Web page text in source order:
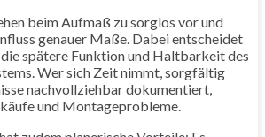
beim Aufmaß zu sorglos vor und
genauer Maße. Dabei entscheidet
spätere Funktion und Haltbarkeit des
Wer sich Zeit nimmt, sorgfältig
nachvollziehbar dokumentiert,
und Montageprobleme.